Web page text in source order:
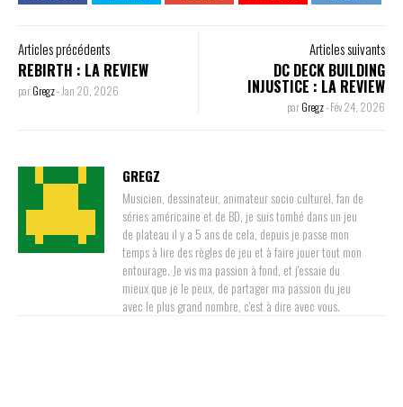
Articles précédents
REBIRTH : LA REVIEW
parGregz- Jan 20, 2026
Articles suivants
DC DECK BUILDING
INJUSTICE : LA REVIEW
parGregz-Fév 24, 2026
GREGZ
Musicien, dessinateur, animateur socio culturel, fan de
séries américaine et de BD, je suis tombé dans un jeu
de plateau il y a 5 ans de cela, depuis je passe mon
temps à lire des règles de jeu et à faire jouer tout mon
entourage. Je vis ma passion à fond, et j'essaie du
mieux que je le peux, de partager ma passion du jeu
avec le plus grand nombre, c'est à dire avec vous.